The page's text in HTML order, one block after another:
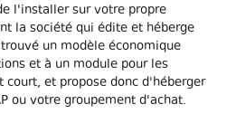
l'installer sur votre propre
la société qui édite et héberge
un modèle économique
et à un module pour les
court, et propose donc d'héberger
ou votre groupement d'achat.